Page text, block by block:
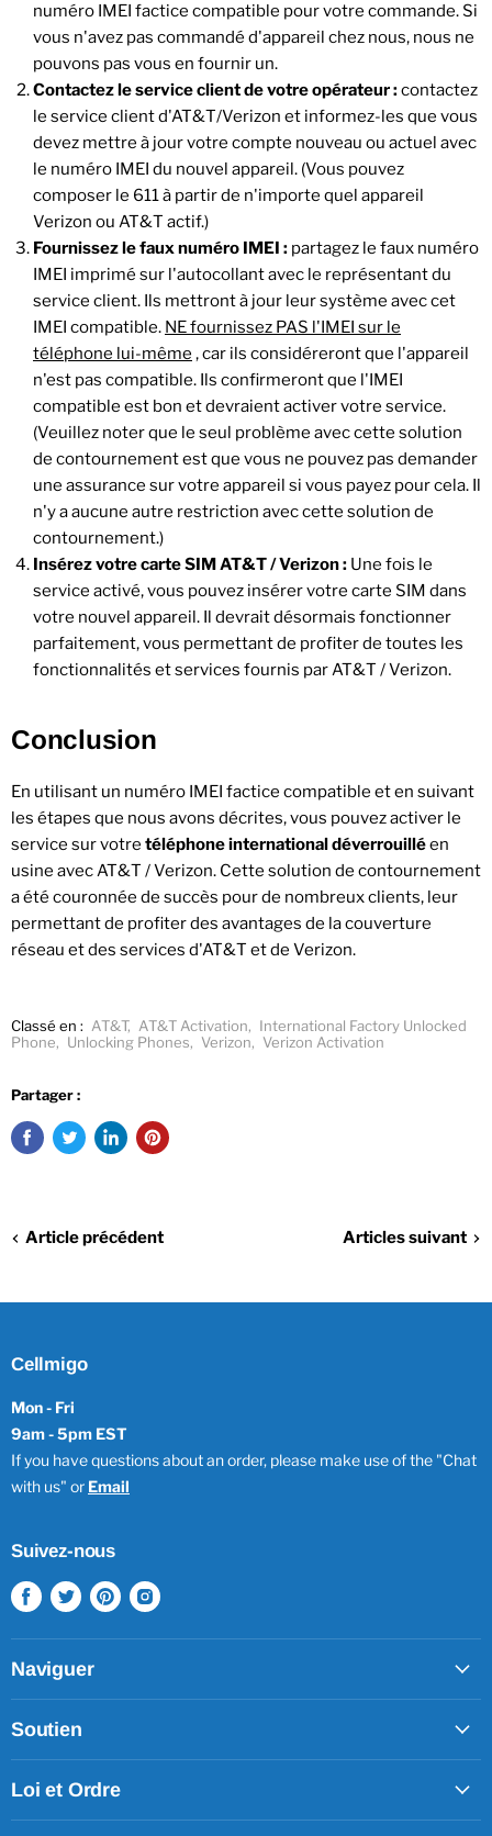
numéro IMEI factice compatible pour votre commande. Si
vous n'avez pas commandé d'appareil chez nous, nous ne
pouvons pas vous en fournir un.
Contactez le service client de votre opérateur :contactez
le service client d'AT&T/Verizon et informez-les que vous
devez mettre à jour votre compte nouveau ou actuel avec
le numéro IMEI du nouvel appareil. (Vous pouvez
composer le 611 à partir de n'importe quel appareil
Verizon ou AT&T actif.)
Fournissez le faux numéro IMEI : partagez le faux numéro
IMEI imprimé sur l'autocollant avec le représentant du
service client. Ils mettront à jour leur système avec cet
IMEI compatible. NE fournissez PAS l'IMEI sur le
téléphone lui-même , car ils considéreront que l'appareil
n'est pas compatible. Ils confirmeront que l'IMEI
compatible est bon et devraient activer votre service.
(Veuillez noter que le seul problème avec cette solution
de contournement est que vous ne pouvez pas demander
une assurance sur votre appareil si vous payez pour cela. Il
n'y a aucune autre restriction avec cette solution de
contournement.)
Insérez votre carte SIM AT&T / Verizon : Une fois le
service activé, vous pouvez insérer votre carte SIM dans
votre nouvel appareil. Il devrait désormais fonctionner
parfaitement, vous permettant de profiter de toutes les
fonctionnalités et services fournis par AT&T / Verizon.
Conclusion
En utilisant un numéro IMEI factice compatible et en suivant
les étapes que nous avons décrites, vous pouvez activer le
service sur votre téléphone international déverrouilléen
usine avec AT&T / Verizon. Cette solution de contournement
a été couronnée de succès pour de nombreux clients, leur
permettant de profiter des avantages de la couverture
réseau et des services d'AT&T et de Verizon.
Classé en : AT&T, AT&T Activation, International Factory Unlocked
Phone, Unlocking Phones, Verizon, Verizon Activation
Partager :
Article précédent Articles suivant
Cellmigo
Mon - Fri
9am - 5pm EST
If you have questions about an order, please make use of the "Chat
with us" or Email
Suivez-nous
Trouvez-
nous
sur
Facebook
Trouvez-
nous
sur
Twitter
Trouvez-
nous
sur
Trouvez-
sur
Naviguer
Soutien
Loi et Ordre